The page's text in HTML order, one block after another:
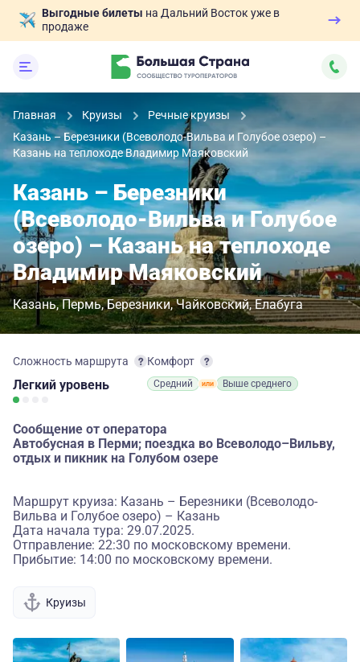
Выгодные билеты на Дальний Восток уже в
продаже
Главная Круизы
Речные круизы
Казань – Березники (Всеволодо-Вильва и Голубое озеро) –
Казань на теплоходе Владимир Маяковский
Казань – Березники
(Всеволодо-Вильва и Голубое
озеро) – Казань на теплоходе
Владимир Маяковский
Казань Пермь Березники Чайковский Елабуга
Сложность маршрута
Легкий уровень
Комфорт
Средний Выше среднего
Сообщение от оператора
Автобусная в Перми; поездка во Всеволодо–Вильву,
отдых и пикник на Голубом озере
Маршрут круиза: Казань – Березники (Всеволодо-
Вильва и Голубое озеро) – Казань
Дата начала тура: 29.07.2025.
Отправление: 22:30 по московскому времени.
Прибытие: 14:00 по московскому времени.
Круизы